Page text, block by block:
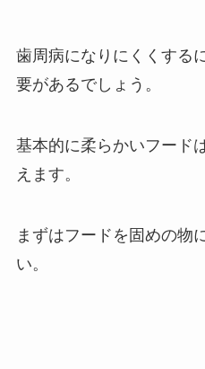
歯周病になりにくくする
要があるでしょう。
基本的に柔らかいフード
えます。
まずはフードを固めの物
い。